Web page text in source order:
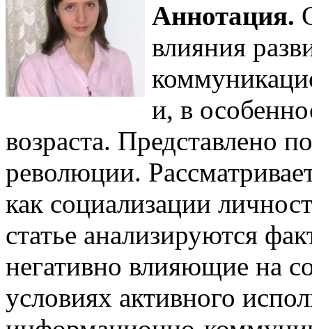
Аннотация.
влияния
и, в
возраста. Представлено
революции.
как социализации
статье анализируются
негативно влияющие на
условиях активного